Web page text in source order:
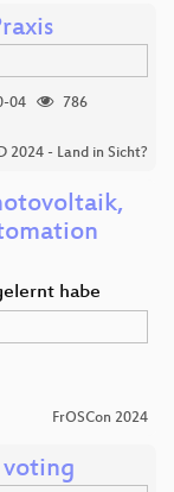
04
786
2024 - Land in Sicht?
habe
FrOSCon 2024